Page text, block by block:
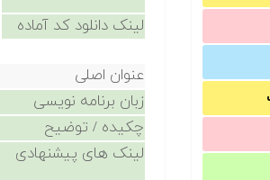
لینک دانلود کد آماده
عنوان اصلی
زبان برنامه نویسی
چکیده / توضیح
لینک های پیشنهادی